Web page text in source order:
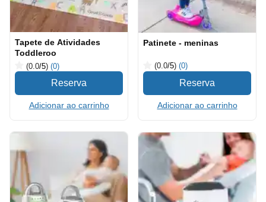
Tapete de Atividades
Toddleroo
(0.0/5) (0)
Adicionar ao carrinho
Patinete - meninas
(0.0/5) (0)
Adicionar ao carrinho